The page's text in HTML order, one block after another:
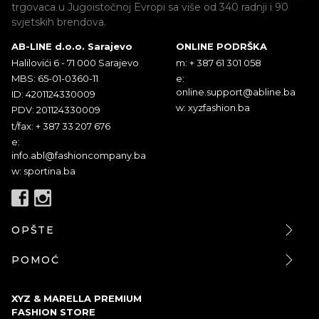
trgovaca u Jugoistočnoj Evropi sa više od 340 radnji i 90
svjetskih brendova.
AB-LINE d.o.o. Sarajevo
Halilovići 6 - 71 000 Sarajevo
MBS: 65-01-0360-11
ID: 4201124330009
PDV: 201124330009
t/fax: + 387 33 207 676
e:
info.abl@fashioncompany.ba
w: sportina.ba
ONLINE PODRŠKA
m: + 387 61 301 058
e:
online.support@abline.ba
w: xyzfashion.ba
OPŠTE
POMOĆ
XYZ & MARELLA PREMIUM
FASHION STORE